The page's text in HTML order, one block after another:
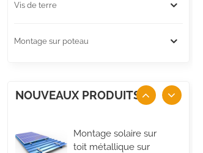
Vis de terre
Montage sur poteau
NOUVEAUX PRODUITS
Montage solaire sur
toit métallique sur